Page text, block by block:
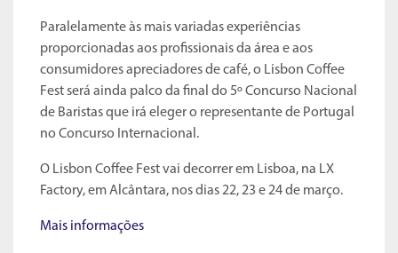
Paralelamente às mais variadas experiências
proporcionadas aos profissionais da área e aos
consumidores apreciadores de café, o Lisbon Coffee
Fest será ainda palco da final do 5º Concurso Nacional
de Baristas que irá eleger o representante de Portugal
no Concurso Internacional.
O Lisbon Coffee Fest vai decorrer em Lisboa, na LX
Factory, em Alcântara, nos dias 22, 23 e 24 de março.
Mais informações